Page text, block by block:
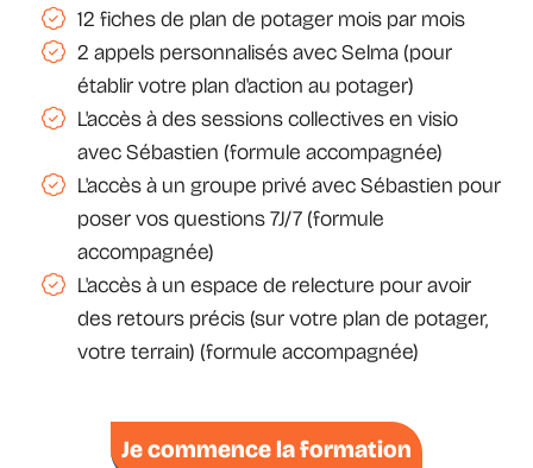
12 fiches de plan de potager mois par mois
2 appels personnalisés avec Selma (pour
établir votre plan d'action au potager)
L'accès à des sessions collectives en visio
avec Sébastien (formule accompagnée)
L'accès à un groupe privé avec Sébastien pour
poser vos questions 7J/7 (formule
accompagnée)
L'accès à un espace de relecture pour avoir
des retours précis (sur votre plan de potager,
votre terrain) (formule accompagnée)
Je commence la formation